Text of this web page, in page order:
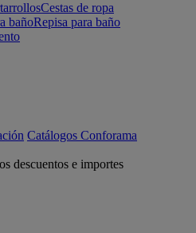
Cestas de ropa
bañoRepisa para baño
Catálogos Conforama
descuentos e importes